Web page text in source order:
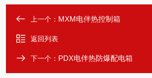
上一个： MXM电伴热控制箱
返回列表
下一个： PDX电伴热防爆配电箱